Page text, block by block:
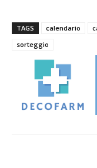
TAGS calendario
sorteggio